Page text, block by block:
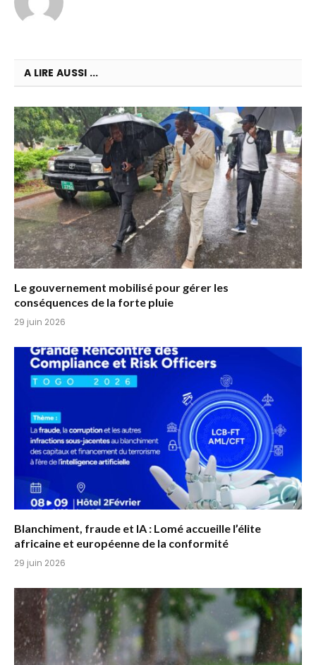
A LIRE AUSSI ...
Le gouvernement mobilisé pour gérer les
conséquences de la forte pluie
29 juin 2026
Blanchiment, fraude et IA : Lomé accueille l’élite
africaine et européenne de la conformité
29 juin 2026